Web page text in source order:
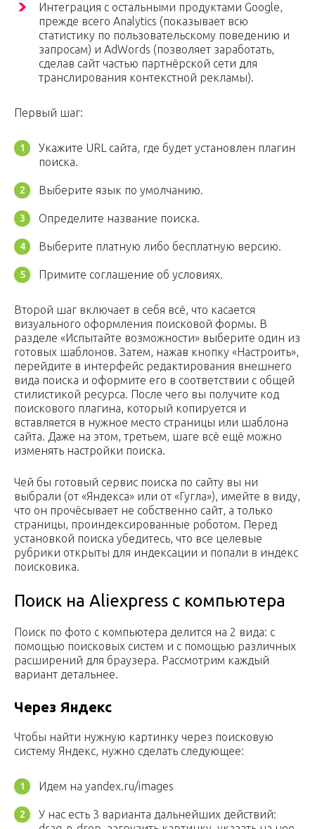
Интеграция с остальными продуктами Google,
прежде всего Analytics (показывает всю
статистику по пользовательскому поведению и
запросам) и AdWords (позволяет заработать,
сделав сайт частью партнёрской сети для
транслирования контекстной рекламы).
Первый шаг:
Укажите URL сайта, где будет установлен плагин
поиска.
Выберите язык по умолчанию.
Определите название поиска.
Выберите платную либо бесплатную версию.
Примите соглашение об условиях.
Второй шаг включает в себя всё, что касается
визуального оформления поисковой формы. В
разделе «Испытайте возможности» выберите один из
готовых шаблонов. Затем, нажав кнопку «Настроить»,
перейдите в интерфейс редактирования внешнего
вида поиска и оформите его в соответствии с общей
стилистикой ресурса. После чего вы получите код
поискового плагина, который копируется и
вставляется в нужное место страницы или шаблона
сайта. Даже на этом, третьем, шаге всё ещё можно
изменять настройки поиска.
Чей бы готовый сервис поиска по сайту вы ни
выбрали (от «Яндекса» или от «Гугла»), имейте в виду,
что он прочёсывает не собственно сайт, а только
страницы, проиндексированные роботом. Перед
установкой поиска убедитесь, что все целевые
рубрики открыты для индексации и попали в индекс
поисковика.
Поиск на Aliexpress с компьютера
Поиск по фото с компьютера делится на 2 вида: с
помощью поисковых систем и с помощью различных
расширений для браузера. Рассмотрим каждый
вариант детальнее.
Через Яндекс
Чтобы найти нужную картинку через поисковую
систему Яндекс, нужно сделать следующее:
Идем на yandex.ru/images
У нас есть 3 варианта дальнейших действий: